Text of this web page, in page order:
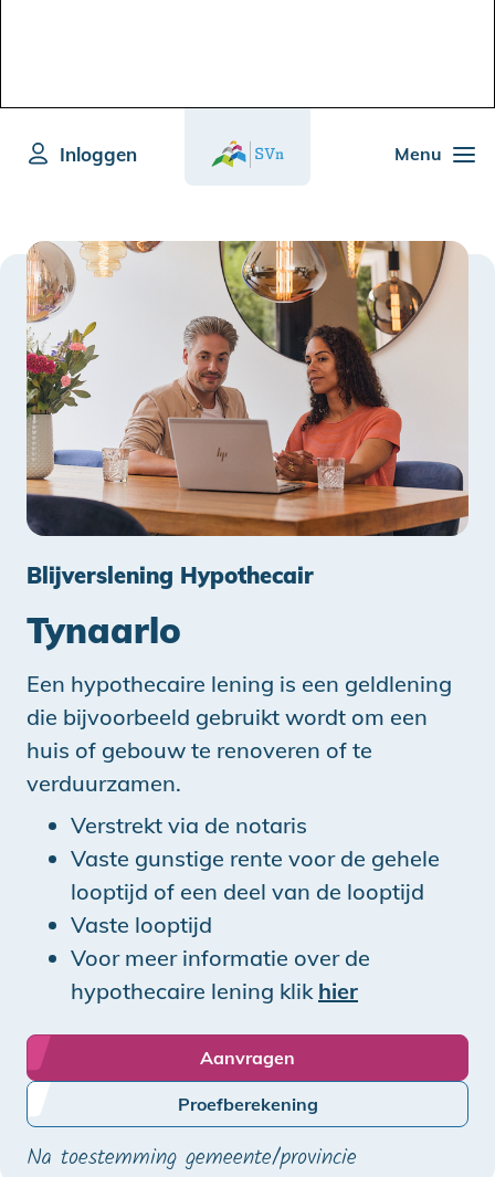
Menu
Inloggen
Blijverslening Hypothecair
Tynaarlo
Een hypothecaire lening is een geldlening
die bijvoorbeeld gebruikt wordt om een
huis of gebouw te renoveren of te
verduurzamen.
Verstrekt via de notaris
Vaste gunstige rente voor de gehele
looptijd of een deel van de looptijd
Vaste looptijd
Voor meer informatie over de
hypothecaire lening klik hier
Aanvragen
Proefberekening
Na toestemming gemeente/provincie